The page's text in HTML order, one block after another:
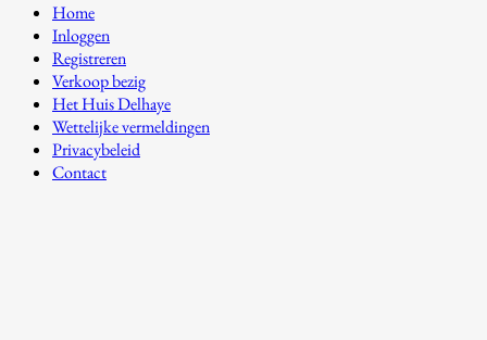
Home
Inloggen
Registreren
Verkoop bezig
Het Huis Delhaye
Wettelijke vermeldingen
Privacybeleid
Contact